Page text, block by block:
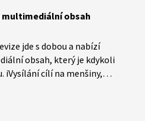
multimediální obsah
jde s dobou a nabízí
obsah, který je kdykoli
iVysílání cílí na menšiny,
koncesionářské poplatky